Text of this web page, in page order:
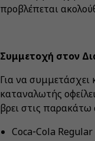
προβλέπεται
Συμμετοχή στον
Για να
καταναλωτής
βρει στις παρακάτω
Coca‑Cola